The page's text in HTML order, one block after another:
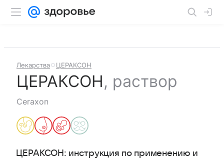
Лекарства ЦЕРАКСОН
ЦЕРАКСОН, раствор
Ceraxon
ЦЕРАКСОН : инструкция по применению и